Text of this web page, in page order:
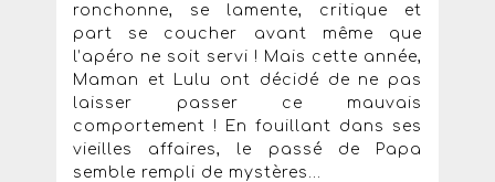
ronchonne, se lamente, critique et
part se coucher avant même que
l’apéro ne soit servi ! Mais cette année,
Maman et Lulu ont décidé de ne pas
laisser passer ce mauvais
comportement ! En fouillant dans ses
vieilles affaires, le passé de Papa
semble rempli de mystères...